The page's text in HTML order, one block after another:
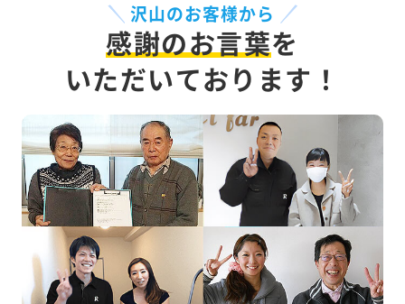
沢山のお客様から
感謝のお言葉を
いただいております！